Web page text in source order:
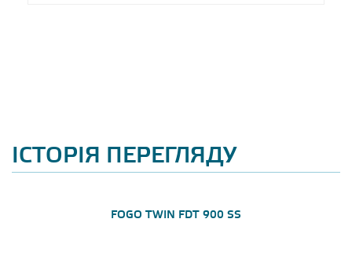
ІСТОРІЯ ПЕРЕГЛЯДУ
FOGO TWIN FDT 900 SS